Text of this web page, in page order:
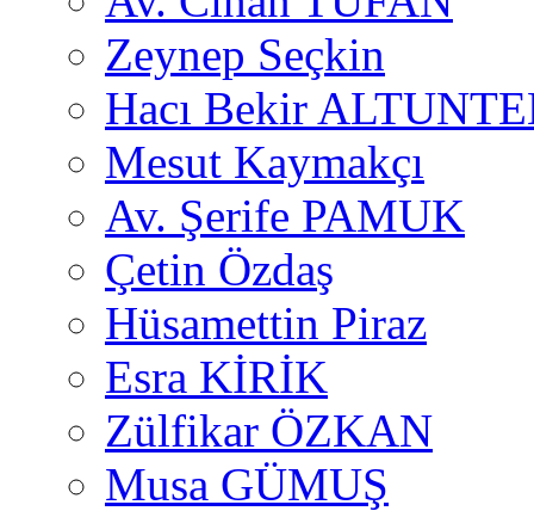
Zeynep Seçkin
Hacı Bekir
Mesut Kaymakçı
Av. Şerife PAMUK
Çetin Özdaş
Hüsamettin Piraz
Esra KİRİK
Zülfikar ÖZKAN
Musa GÜMUŞ